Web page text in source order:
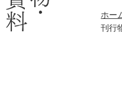
ホー
刊行